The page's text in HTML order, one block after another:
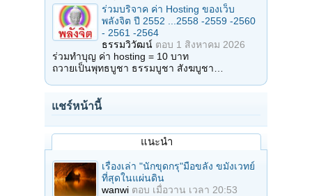
ร่วมบริจาค ค่า Hosting ของเว็บ
พลังจิต ปี 2552 ...2558 -2559 -2560
- 2561 -2564
ธรรมวิวัฒน์ ตอบ 1 สิงหาคม 2026
ร่วมทำบุญ ค่า hosting = 10 บาท
ถวายเป็นพุทธบูชา ธรรมบูชา สังฆบูชา…
แชร์หน้านี้
แนะนำ
เรื่องเล่า "นักขุดกรุ"มือขลัง ขมังเวทย์
ที่สุดในแผ่นดิน
wanwi ตอบ เมื่อวาน เวลา 20:53